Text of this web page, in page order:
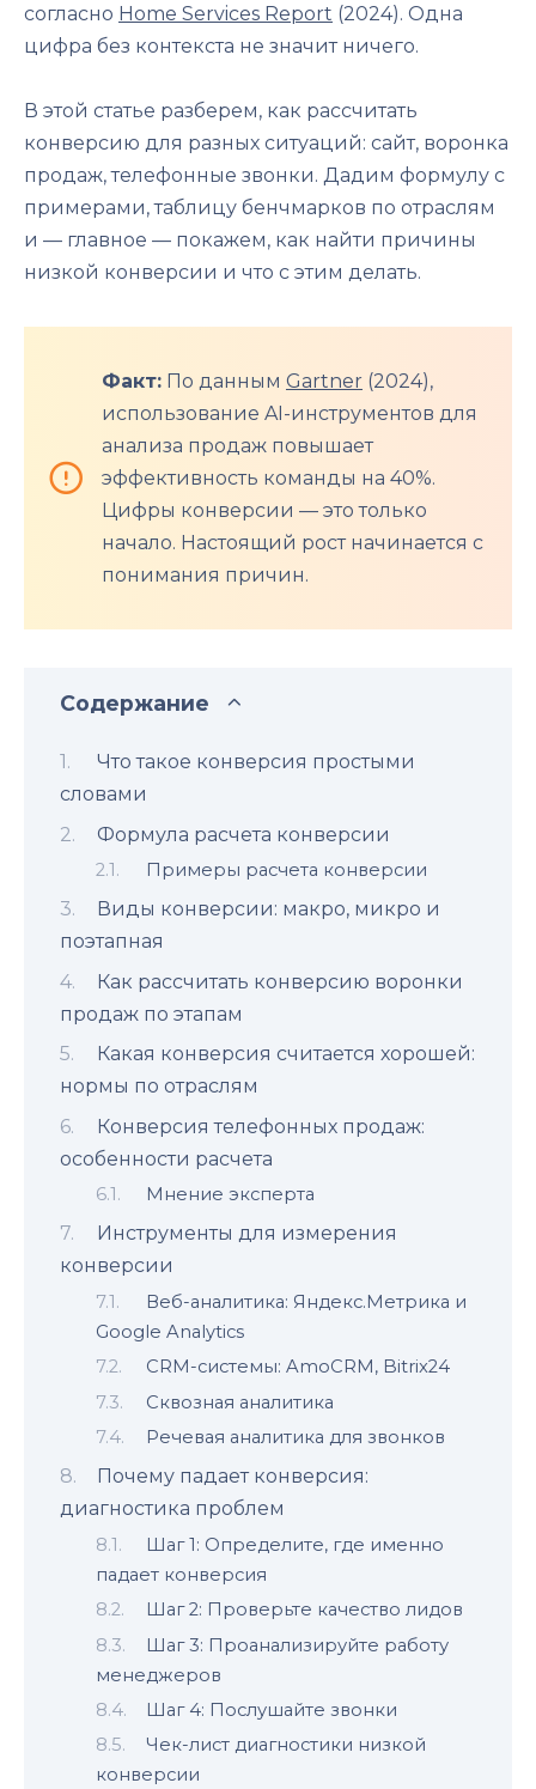
согласно Home Services Report (2024). Одна
цифра без контекста не значит ничего.
В этой статье разберем, как рассчитать
конверсию для разных ситуаций: сайт, воронка
продаж, телефонные звонки. Дадим формулу с
примерами, таблицу бенчмарков по отраслям
и — главное — покажем, как найти причины
низкой конверсии и что с этим делать.
Факт: По данным Gartner (2024),
использование AI-инструментов для
анализа продаж повышает
эффективность команды на 40%.
Цифры конверсии — это только
начало. Настоящий рост начинается с
понимания причин.
Содержание
Что такое конверсия простыми
словами
Формула расчета конверсии
Примеры расчета конверсии
Виды конверсии: макро, микро и
поэтапная
Как рассчитать конверсию воронки
продаж по этапам
Какая конверсия считается хорошей:
нормы по отраслям
Конверсия телефонных продаж:
особенности расчета
Мнение эксперта
Инструменты для измерения
конверсии
Веб-аналитика: Яндекс.Метрика и
Google Analytics
CRM-системы: AmoCRM, Bitrix24
Сквозная аналитика
Речевая аналитика для звонков
Почему падает конверсия:
диагностика проблем
Шаг 1: Определите, где именно
падает конверсия
Шаг 2: Проверьте качество лидов
Шаг 3: Проанализируйте работу
менеджеров
Шаг 4: Послушайте звонки
Чек-лист диагностики низкой
конверсии